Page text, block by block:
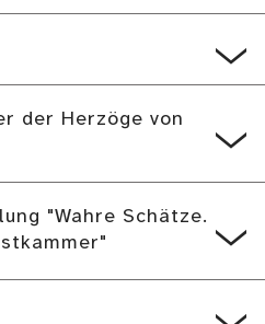
der Herzöge von
"Wahre Schätze.